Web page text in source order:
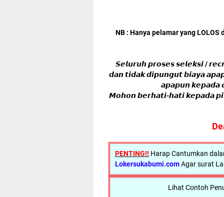
NB : Hanya pelamar yang
𝙎𝙚𝙡𝙪𝙧𝙪𝙝 𝙥𝙧𝙤𝙨𝙚𝙨 𝙨𝙚𝙡𝙚𝙠𝙨𝙞 /
𝙙𝙖𝙣 𝙩𝙞𝙙𝙖𝙠 𝙙𝙞𝙥𝙪𝙣𝙜𝙪𝙩 𝙗𝙞𝙖𝙮𝙖
𝙖𝙥𝙖𝙥𝙪𝙣 𝙠𝙚𝙥𝙖𝙙𝙖
𝙈𝙤𝙝𝙤𝙣 𝙗𝙚𝙧𝙝𝙖𝙩𝙞-𝙝𝙖𝙩𝙞 𝙠𝙚𝙥𝙖𝙙𝙖
PENTING!! Harap Cantumkan
Lokersukabumi.comAgar surat
Lihat Contoh